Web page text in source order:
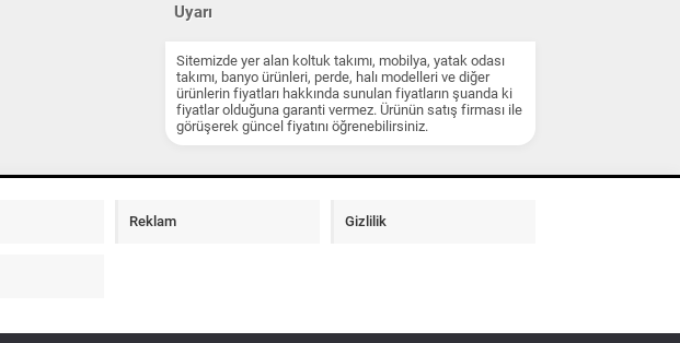
Uyarı
Sitemizde yer alan koltuk takımı, mobilya, yatak odası
takımı, banyo ürünleri, perde, halı modelleri ve diğer
ürünlerin fiyatları hakkında sunulan fiyatların şuanda ki
fiyatlar olduğuna garanti vermez. Ürünün satış firması ile
görüşerek güncel fiyatını öğrenebilirsiniz.
Reklam Gizlilik